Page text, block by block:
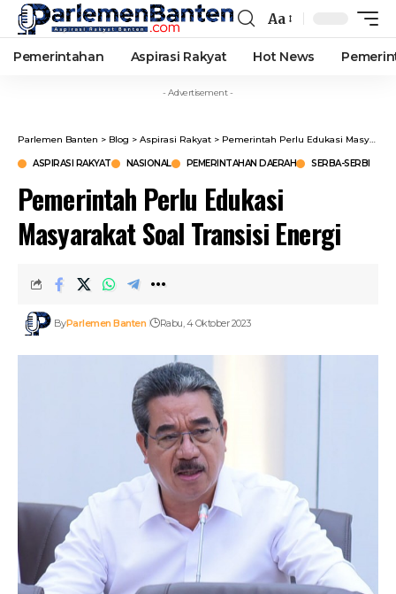
Font
Resizer
Aa
Pemerintahan Aspirasi Rakyat Hot News
- Advertisement -
Parlemen Banten > Blog > Aspirasi Rakyat > Pemerintah Perlu Edukasi Masyarakat Soal Transisi Energi
ASPIRASI RAKYAT NASIONAL PEMERINTAHAN DAERAH SERBA-SERBI
Pemerintah Perlu Edukasi
Masyarakat Soal Transisi Energi
ByParlemen Banten Rabu, 4 Oktober 2023